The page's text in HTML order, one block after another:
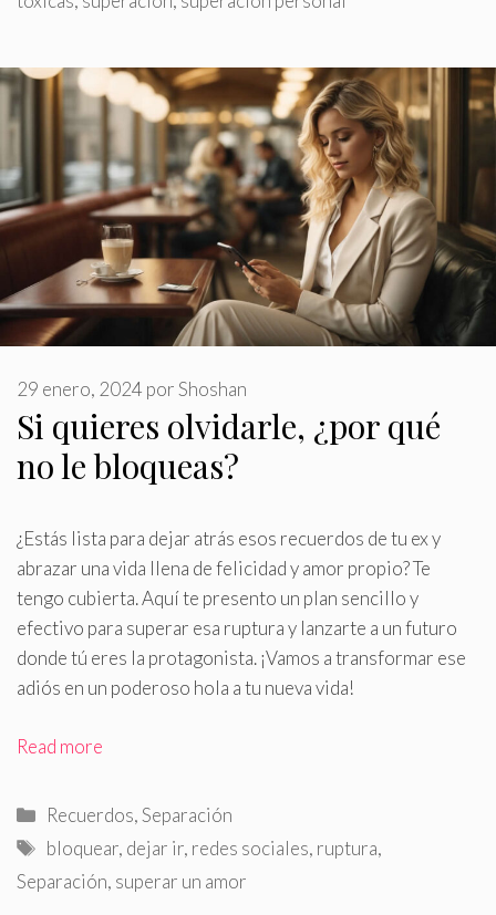
Si quieres olvidarle, ¿por qué
no le bloqueas?
29 enero, 2024 porShoshan
¿Estás lista para dejar atrás esos recuerdos de tu ex y
abrazar una vida llena de felicidad y amor propio? Te
tengo cubierta.Aquí te presento un plan sencillo y
efectivo para superar esa ruptura y lanzarte a un futuro
donde tú eres la protagonista. ¡Vamos a transformar ese
adiós en un poderoso hola a tu nueva vida!
Read more
Categorías
Recuerdos,Separación
Etiquetas
bloquear, dejar ir, redes sociales, ruptura,
Separación, superar un amor